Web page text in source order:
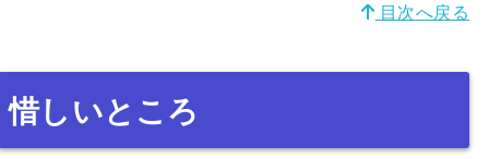
目次へ戻る
惜しいところ